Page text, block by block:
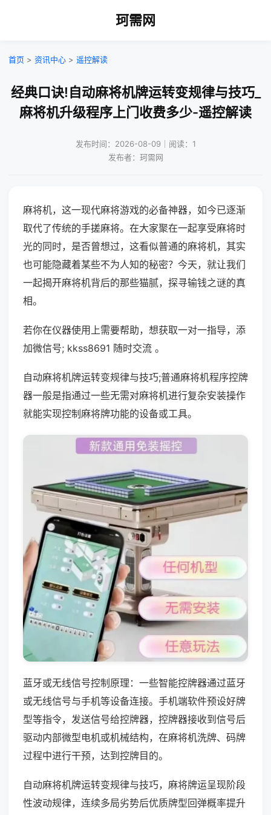
珂需网
首页 > 资讯中心 > 遥控解读
经典口诀!自动麻将机牌运转变规律与技巧_
麻将机升级程序上门收费多少-遥控解读
发布时间：2026-08-09｜阅读：1
发布者：珂需网
麻将机，这一现代麻将游戏的必备神器，如今已逐渐
取代了传统的手搓麻将。在大家聚在一起享受麻将时
光的同时，是否曾想过，这看似普通的麻将机，其实
也可能隐藏着某些不为人知的秘密？今天，就让我们
一起揭开麻将机背后的那些猫腻，探寻输钱之谜的真
相。
若你在仪器使用上需要帮助，想获取一对一指导，添
加微信号; kkss8691 随时交流 。
自动麻将机牌运转变规律与技巧;普通麻将机程序控牌
器一般是指通过一些无需对麻将机进行复杂安装操作
就能实现控制麻将牌功能的设备或工具。
蓝牙或无线信号控制原理：一些智能控牌器通过蓝牙
或无线信号与手机等设备连接。手机端软件预设好牌
型等指令，发送信号给控牌器，控牌器接收到信号后
驱动内部微型电机或机械结构，在麻将机洗牌、码牌
过程中进行干预，达到控牌目的。
自动麻将机牌运转变规律与技巧，麻将牌运呈现阶段
性波动规律，连续多局劣势后优质牌型回弹概率提升